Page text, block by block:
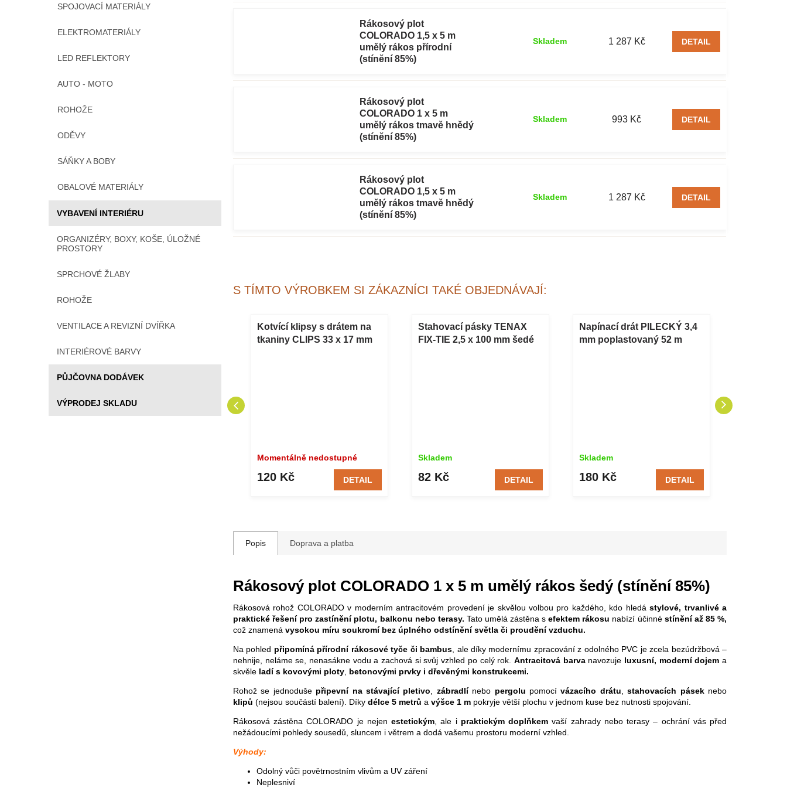
SPOJOVACÍ MATERIÁLY
ELEKTROMATERIÁLY
LED REFLEKTORY
AUTO - MOTO
ROHOŽE
ODĚVY
SÁŇKY A BOBY
OBALOVÉ MATERIÁLY
VYBAVENÍ INTERIÉRU
ORGANIZÉRY, BOXY, KOŠE, ÚLOŽNÉ
PROSTORY
SPRCHOVÉ ŽLABY
ROHOŽE
VENTILACE A REVIZNÍ DVÍŘKA
INTERIÉROVÉ BARVY
PŮJČOVNA DODÁVEK
VÝPRODEJ SKLADU
Rákosový plot
COLORADO 1,5 x 5 m
umělý rákos přírodní
(stínění 85%)
1 287 Kč
Skladem DETAIL
Rákosový plot
COLORADO 1 x 5 m
umělý rákos tmavě hnědý
(stínění 85%)
993 Kč
Skladem DETAIL
Rákosový plot
COLORADO 1,5 x 5 m
umělý rákos tmavě hnědý
(stínění 85%)
1 287 Kč
Skladem DETAIL
S TÍMTO VÝROBKEM SI ZÁKAZNÍCI TAKÉ OBJEDNÁVAJÍ:
Plastové květináče Rato
Kotvící klipsy s drátem na
tkaniny CLIPS 33 x 17 mm
Momentálně nedostupné
120 Kč DETAIL
Stahovací pásky TENAX
FIX-TIE 2,5 x 100 mm šedé
Skladem
82 Kč DETAIL
Napínací drát PILECKÝ 3,4
mm poplastovaný 52 m
Skladem
180 Kč DETAIL
Popis Doprava a platba
Rákosový plot COLORADO 1 x 5 m umělý rákos šedý (stínění 85%)
Rákosová rohož COLORADO v moderním antracitovém provedení je skvělou volbou pro každého, kdo hledástylové, trvanlivé a
praktické řešení pro zastínění plotu, balkonu nebo terasy. Tato umělá zástěna s efektem rákosu nabízí účinné stínění až 85 %,
což znamená vysokou míru soukromí bez úplného odstínění světla či proudění vzduchu.
Na pohled připomíná přírodní rákosové tyče či bambus , ale díky modernímu zpracování z odolného PVC je zcela bezúdržbová –
nehnije, neláme se, nenasákne vodu a zachová si svůj vzhled po celý rok. Antracitová barvanavozuje luxusní, moderní dojem a
skvěle ladí s kovovými ploty betonovými prvky i dřevěnými konstrukcemi.
Rohož se jednoduše připevní na stávající pletivo zábradlínebo pergolu pomocívázacího drátu ,stahovacích páseknebo
klipů (nejsou součástí balení). Díky délce 5 metrů a výšce 1 m pokryje větší plochu v jednom kuse bez nutnosti spojování.
Rákosová zástěna COLORADO je nejenestetickým , ale i praktickým doplňkem vaší zahrady nebo terasy – ochrání vás před
nežádoucími pohledy sousedů, sluncem i větrem a dodá vašemu prostoru moderní vzhled.
Výhody:
Odolný vůči povětrnostním vlivům a UV záření
Neplesniví